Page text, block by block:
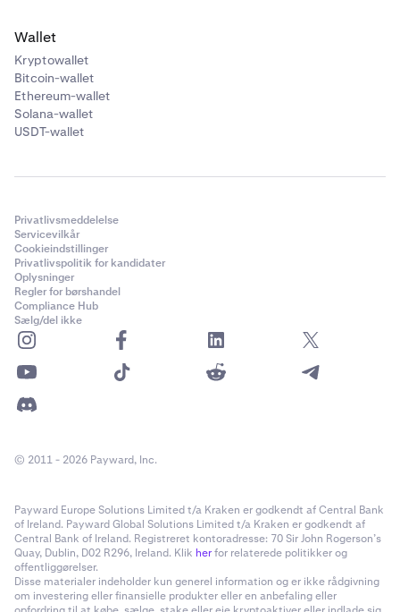
Wallet
Kryptowallet
Bitcoin-wallet
Ethereum-wallet
Solana-wallet
USDT-wallet
Privatlivsmeddelelse
Servicevilkår
Cookieindstillinger
Privatlivspolitik for kandidater
Oplysninger
Regler for børshandel
Compliance Hub
Sælg/del ikke
© 2011 - 2026 Payward, Inc.
Payward Europe Solutions Limited t/a Kraken er godkendt af Central Bank
of Ireland. Payward Global Solutions Limited t/a Kraken er godkendt af
Central Bank of Ireland. Registreret kontoradresse: 70 Sir John Rogerson’s
Quay, Dublin, D02 R296, Ireland. Klik herfor relaterede politikker og
offentliggørelser.
Disse materialer indeholder kun generel information og er ikke rådgivning
om investering eller finansielle produkter eller en anbefaling eller